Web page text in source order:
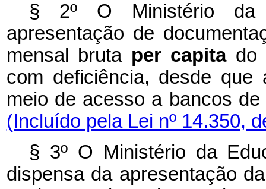
§ 2º O Ministério da
apresentação de
mensal bruta per capitado
com deficiência, desde
meio de acesso a bancos
(Incluído pela Lei nº 14.350,
§ 3º O Ministério da
dispensa da apresentação